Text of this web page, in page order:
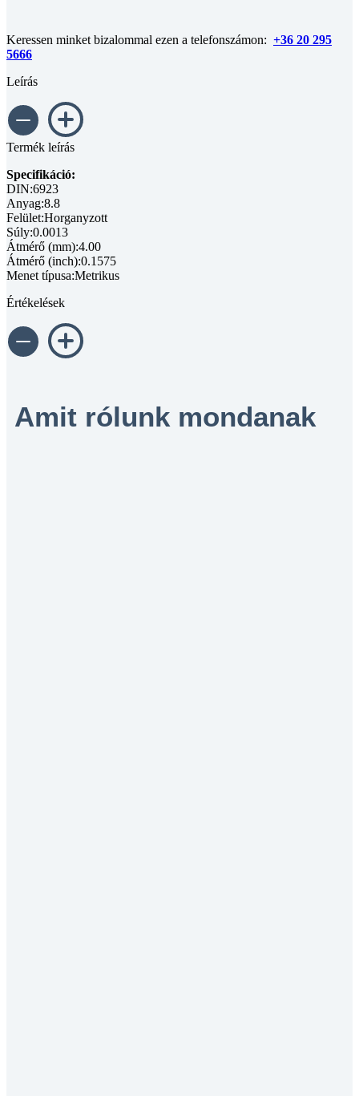
Keressen minket bizalommal ezen a telefonszámon: +36 20 295
5666
Leírás
Termék leírás
Specifikáció:
DIN:6923
Anyag:8.8
Felület:Horganyzott
Súly:0.0013
Átmérő (mm):4.00
Átmérő (inch):0.1575
Menet típusa:Metrikus
Értékelések
Amit rólunk mondanak